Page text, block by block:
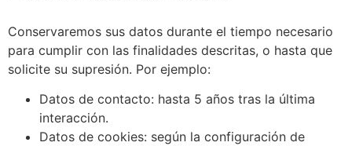
Conservaremos sus datos durante el tiempo necesario
para cumplir con las finalidades descritas, o hasta que
solicite su supresión. Por ejemplo:
Datos de contacto: hasta 5 años tras la última
interacción.
Datos de cookies: según la configuración de